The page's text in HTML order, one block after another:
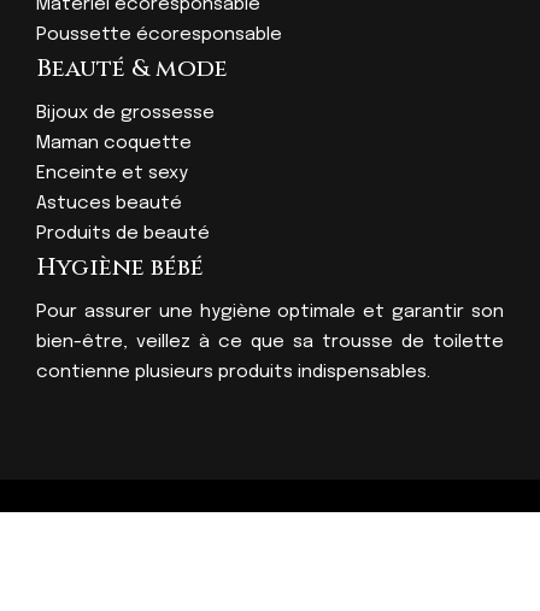
Matériel écoresponsable
Poussette écoresponsable
Beauté & mode
Bijoux de grossesse
Maman coquette
Enceinte et sexy
Astuces beauté
Produits de beauté
Hygiène bébé
Pour assurer une hygiène optimale et garantir son
bien-être, veillez à ce que sa trousse de toilette
contienne plusieurs produits indispensables.